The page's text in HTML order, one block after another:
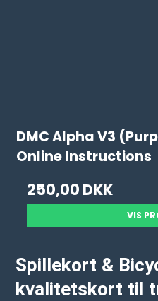
DMC Alpha V3
Online Instructions
250,00 DKK
VIS
Spillekort &
kvalitetskort til